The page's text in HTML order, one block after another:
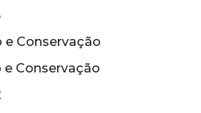
e Conservação
e Conservação